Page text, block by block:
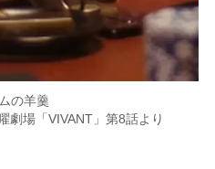
の羊羹
劇場「VIVANT」第8話より